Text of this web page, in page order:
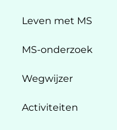
Leven met MS
MS-onderzoek
Wegwijzer
Activiteiten